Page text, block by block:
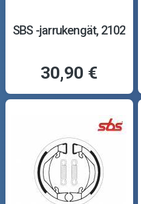
SBS -jarrukengät, 2102
30,90 €